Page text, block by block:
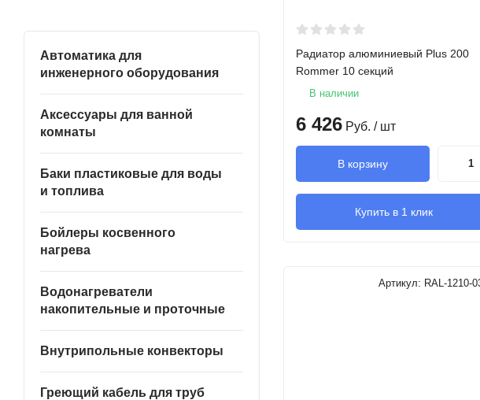
Автоматика для
инженерного оборудования
Аксессуары для ванной
комнаты
Баки пластиковые для воды
и топлива
Бойлеры косвенного
нагрева
Водонагреватели
накопительные и проточные
Внутрипольные конвекторы
Греющий кабель для труб
Радиатор алюминиевый Plus 200
Rommer 10 секций
В наличии
6 426 Руб. / шт
В корзину
Купить в 1 клик
Артикул: RAL-1210-